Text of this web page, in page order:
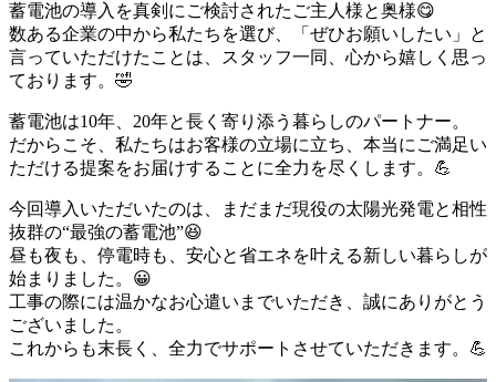
蓄電池の導入を真剣にご検討されたご主人様と奥様😋
数ある企業の中から私たちを選び、「ぜひお願いしたい」と
言っていただけたことは、スタッフ一同、心から嬉しく思っ
ております。🤣
蓄電池は10年、20年と長く寄り添う暮らしのパートナー。
だからこそ、私たちはお客様の立場に立ち、本当にご満足い
ただける提案をお届けすることに全力を尽くします。💪
今回導入いただいたのは、まだまだ現役の太陽光発電と相性
抜群の“最強の蓄電池”😆
昼も夜も、停電時も、安心と省エネを叶える新しい暮らしが
始まりました。😀
工事の際には温かなお心遣いまでいただき、誠にありがとう
ございました。
これからも末長く、全力でサポートさせていただきます。💪